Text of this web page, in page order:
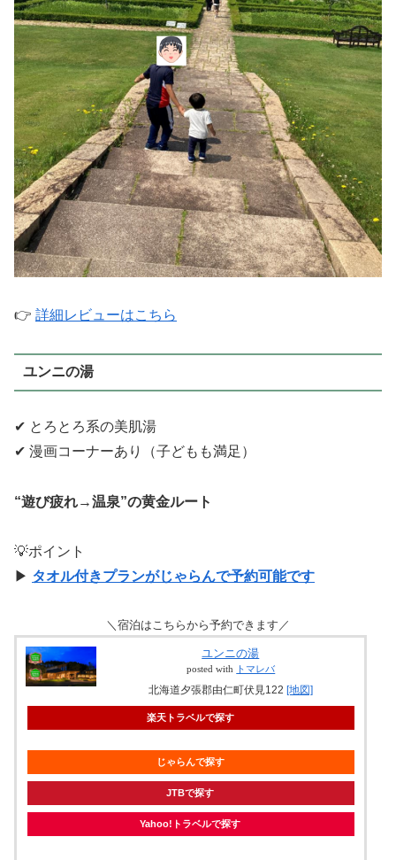
👉 詳細レビューはこちら
ユンニの湯
✔ とろとろ系の美肌湯
✔ 漫画コーナーあり（子どもも満足）
“遊び疲れ→温泉”の黄金ルート
💡ポイント
▶ タオル付きプランがじゃらんで予約可能です
＼宿泊はこちらから予約できます／
ユンニの湯
posted with トマレバ
北海道夕張郡由仁町伏見122 [地図]
楽天トラベルで探す
じゃらんで探す
JTBで探す
Yahoo!トラベルで探す